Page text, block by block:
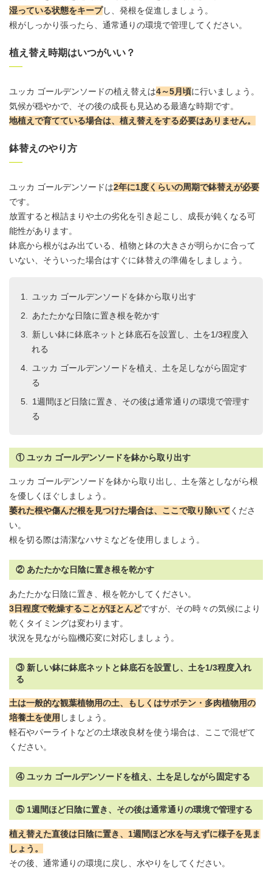
湿っている状態をキープし、発根を促進しましょう。
根がしっかり張ったら、通常通りの環境で管理してください。
植え替え時期はいつがいい？
ユッカ ゴールデンソードの植え替えは4～5月頃に行いましょう。
気候が穏やかで、その後の成長も見込める最適な時期です。
地植えで育てている場合は、植え替えをする必要はありません。
鉢替えのやり方
ユッカ ゴールデンソードは2年に1度くらいの周期で鉢替えが必要
です。
放置すると根詰まりや土の劣化を引き起こし、成長が鈍くなる可
能性があります。
鉢底から根がはみ出ている、植物と鉢の大きさが明らかに合って
いない、そういった場合はすぐに鉢替えの準備をしましょう。
ユッカ ゴールデンソードを鉢から取り出す
あたたかな日陰に置き根を乾かす
新しい鉢に鉢底ネットと鉢底石を設置し、土を1/3程度入
れる
ユッカ ゴールデンソードを植え、土を足しながら固定す
る
1週間ほど日陰に置き、その後は通常通りの環境で管理す
る
① ユッカ ゴールデンソードを鉢から取り出す
ユッカ ゴールデンソードを鉢から取り出し、土を落としながら根
を優しくほぐしましょう。
萎れた根や傷んだ根を見つけた場合は、ここで取り除いて くださ
い。
根を切る際は清潔なハサミなどを使用しましょう。
② あたたかな日陰に置き根を乾かす
あたたかな日陰に置き、根を乾かしてください。
3日程度で乾燥することがほとんどですが、その時々の気候により
乾くタイミングは変わります。
状況を見ながら臨機応変に対応しましょう。
③ 新しい鉢に鉢底ネットと鉢底石を設置し、土を1/3程度入れ
る
土は一般的な観葉植物用の土、もしくはサボテン・多肉植物用の
培養土を使用 しましょう。
軽石やパーライトなどの土壌改良材を使う場合は、ここで混ぜて
ください。
④ ユッカ ゴールデンソードを植え、土を足しながら固定する
⑤ 1週間ほど日陰に置き、その後は通常通りの環境で管理する
植え替えた直後は日陰に置き、1週間ほど水を与えずに様子を見ま
しょう。
その後、通常通りの環境に戻し、水やりをしてください。